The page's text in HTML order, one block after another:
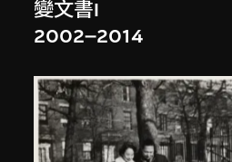
變文書I
2002–2014